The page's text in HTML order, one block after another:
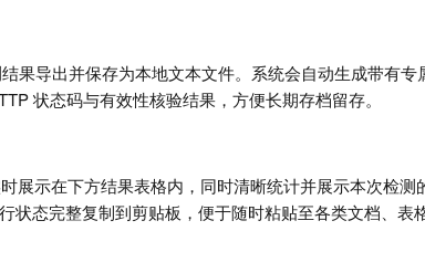
果导出并保存为本地文本文件。系统会自动生成带有
状态码与有效性核验结果，方便长期存档留存。
展示在下方结果表格内，同时清晰统计并展示本次检测
态完整复制到剪贴板，便于随时粘贴至各类文档、表